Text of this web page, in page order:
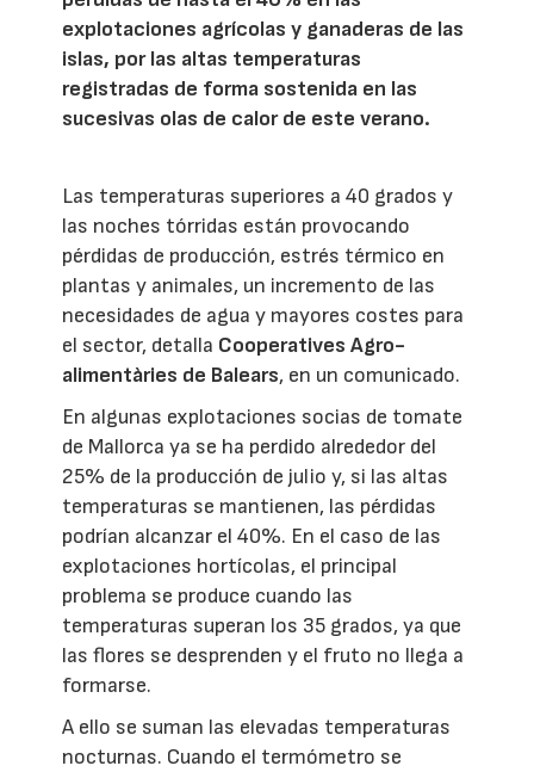
explotaciones agrícolas y ganaderas de las
islas, por las altas temperaturas
registradas de forma sostenida en las
sucesivas olas de calor de este verano.
Las temperaturas superiores a 40 grados y
las noches tórridas están provocando
pérdidas de producción, estrés térmico en
plantas y animales, un incremento de las
necesidades de agua y mayores costes para
el sector, detalla Cooperatives Agro-
alimentàries de Balears, en un comunicado.
En algunas explotaciones socias de tomate
de Mallorca ya se ha perdido alrededor del
25% de la producción de julio y, si las altas
temperaturas se mantienen, las pérdidas
podrían alcanzar el 40%. En el caso de las
explotaciones hortícolas, el principal
problema se produce cuando las
temperaturas superan los 35 grados, ya que
las flores se desprenden y el fruto no llega a
formarse.
A ello se suman las elevadas temperaturas
nocturnas. Cuando el termómetro se